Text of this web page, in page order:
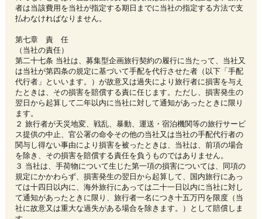
者は当該費用を当社が指定する期日までに当社の指定する方法で支
払わなければなりません。
第七章 責 任
（当社の責任）
第二十七条 当社は、募集型企画旅行契約の履行に当たって、当社又
は当社が第四条の規定に基づいて手配を代行させた者（以下「手配
代行者」といいます。）が故意又は過失により旅行者に損害を与え
たときは、その損害を賠償する責に任じます。ただし、損害発生の
翌日から起算して二年以内に当社に対して通知があったときに限り
ます。
２ 旅行者が天災地変、戦乱、暴動、運送・宿泊機関等の旅行サービ
ス提供の中止、官公署の命令その他の当社又は当社の手配代行者の
関与し得ない事由により損害を被ったときは、当社は、前項の場合
を除き、その損害を賠償する責任を負うものではありません。
３ 当社は、手荷物について生じた第一項の損害については、同項の
規定にかかわらず、損害発生の翌日から起算して、国内旅行にあっ
ては十四日以内に、海外旅行にあっては二十一日以内に当社に対し
て通知があったときに限り、旅行者一名につき十五万円を限度（当
社に故意又は重大な過失がある場合を除きます。）として賠償しま